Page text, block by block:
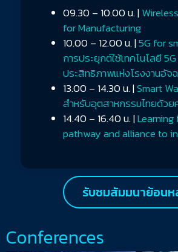
09.30 – 10.00 น. |
for Manufacturing
10.00 – 12.00 น. |5G for
การประยุกต์ใช้เทคโนโลยี
ประสิทธิภาพแห่งโรงงานอัจ
13.00 – 14.30 น. |Smart
สำหรับอุตสาหกรรมไทยด้วย
14.40 – 16.40 น. |
pathway and alliance to
รับชมสัมมนาย้อน
Conferences